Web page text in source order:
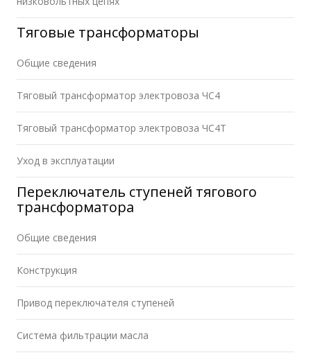
Тяговые трансформаторы
Общие сведения
Тяговый трансформатор электровоза ЧС4
Тяговый трансформатор электровоза ЧС4Т
Уход в эксплуатации
Переключатель ступеней тягового
трансформатора
Общие сведения
Конструкция
Привод переключателя ступеней
Система фильтрации масла